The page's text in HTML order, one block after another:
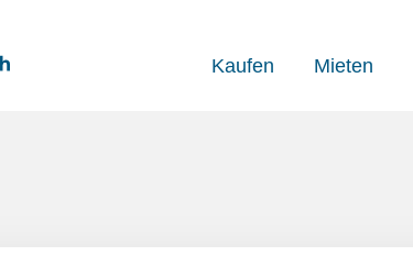
Kaufen Mieten